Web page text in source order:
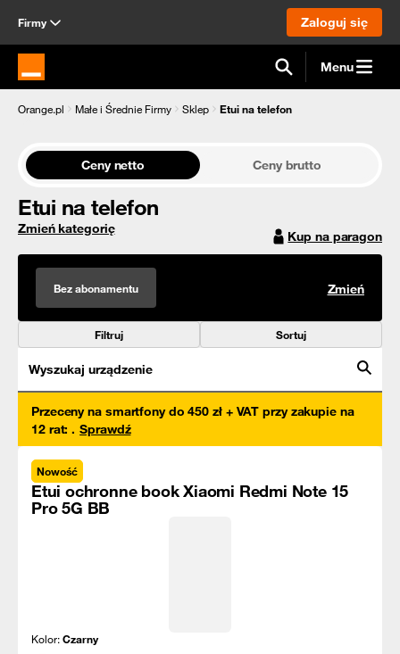
Firmy Zaloguj się
Strona główna Orange.pl Menu
Orange.pl Małe i Średnie Firmy Sklep Etui na telefon
Ceny netto Ceny brutto
Etui na telefon
Zmień kategorię Kup na paragon
Bez abonamentu Zmień
Filtruj Sortuj
Wyszukaj urządzenie
Przeceny na smartfony do 450 zł + VAT przy zakupie na
12 rat: . Sprawdź
Nowość
Etui ochronne book Xiaomi Redmi Note 15
Pro 5G BB
Kolor:Czarny